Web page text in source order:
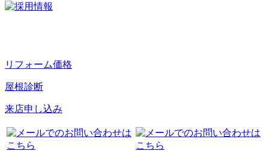
リフォーム価格
屋根診断
来店申し込み